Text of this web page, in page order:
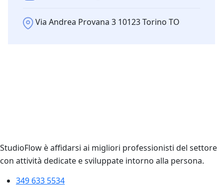
Via Andrea Provana 3 10123 Torino TO
StudioFlow è affidarsi ai migliori professionisti del settore
con attività dedicate e sviluppate intorno alla persona.
349 633 5534